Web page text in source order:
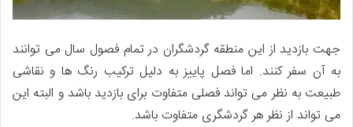
جهت بازدید از این منطقه گردشگران در تمام فصول سال می توانند
به آن سفر کنند. اما فصل پاییز به دلیل ترکیب رنگ ها و نقاشی
طبیعت به نظر می تواند فصلی متفاوت برای بازدید باشد و البته این
می تواند از نظر هر گردشگری متفاوت باشد.